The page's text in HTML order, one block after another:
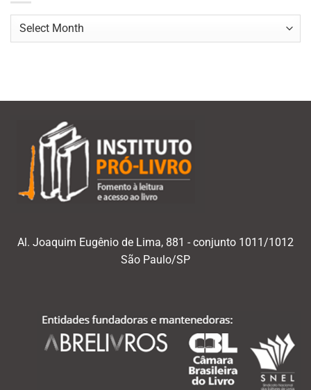
Navegar
Al. Joaquim Eugênio de Lima, 881 - conjunto 1011/1012
São Paulo/SP